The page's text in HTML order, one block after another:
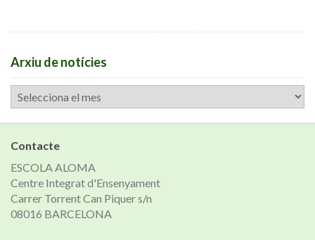
Arxiu de notícies
Arxiu
de
notícies
Contacte
ESCOLA ALOMA
Centre Integrat d'Ensenyament
Carrer Torrent Can Piquer s/n
08016 BARCELONA